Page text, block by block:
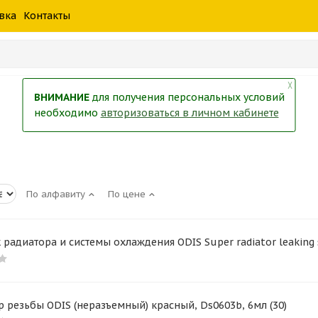
Контакты
По алфавиту По цене
радиатора и системы охлаждения ODIS Super radiator
резьбы ODIS (неразъемный) красный, Ds0603b, 6мл (30)
╳
ВНИМАНИЕдля получения персональных условий
необходимо авторизоваться в личном кабинете